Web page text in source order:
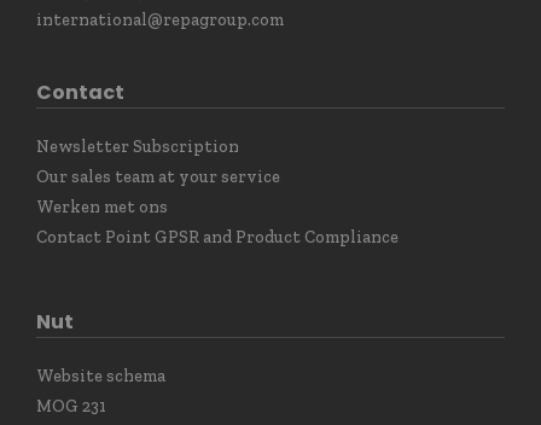
international@repagroup.com
Contact
Newsletter Subscription
Our sales team at your service
Werken met ons
Contact Point GPSR and Product Compliance
Nut
Website schema
MOG 231